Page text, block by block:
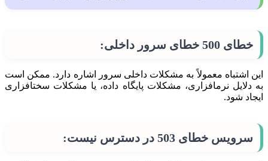
خطای 500 خطای سرور داخلی:
این اشتباه معمولاً به مشکلات داخلی سرور اشاره دارد. ممکن است
به دلایل نرمافزاری، مشکلات پایگاه داده، یا مشکلات سختافزاری
ایجاد شود.
سرویس خطای 503 در دسترس نیست: